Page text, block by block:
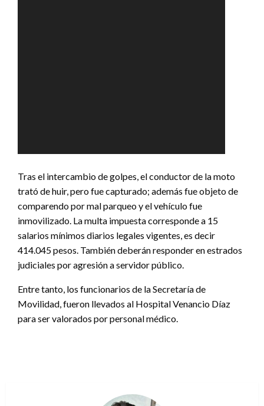
Tras el intercambio de golpes, el conductor de la moto
trató de huir, pero fue capturado; además fue objeto de
comparendo por mal parqueo y el vehículo fue
inmovilizado. La multa impuesta corresponde a 15
salarios mínimos diarios legales vigentes, es decir
414.045 pesos. También deberán responder en estrados
judiciales por agresión a servidor público.
Entre tanto, los funcionarios de la Secretaría de
Movilidad, fueron llevados al Hospital Venancio Díaz
para ser valorados por personal médico.